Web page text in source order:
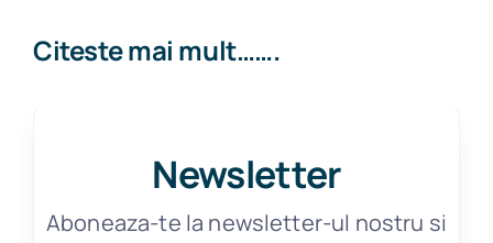
Citeste mai mult…….
Newsletter
Aboneaza-te la newsletter-ul nostru si